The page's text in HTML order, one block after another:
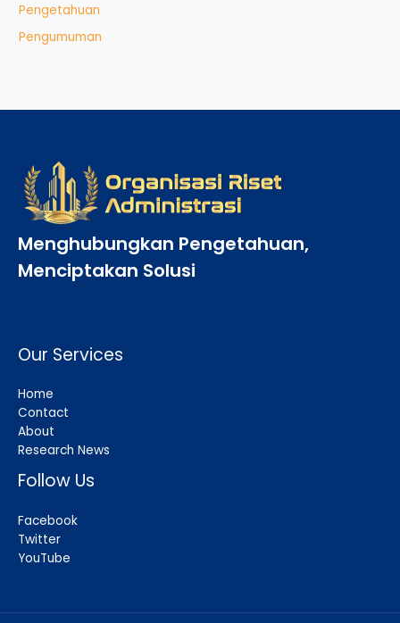
Pengetahuan
Pengumuman
Menghubungkan Pengetahuan,
Menciptakan Solusi
Our Services
Home
Contact
About
Research News
Follow Us
Facebook
Twitter
YouTube